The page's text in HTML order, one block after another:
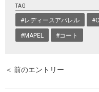
TAG
#レディースアパレル
#MAPEL #コート
＜ 前のエントリー